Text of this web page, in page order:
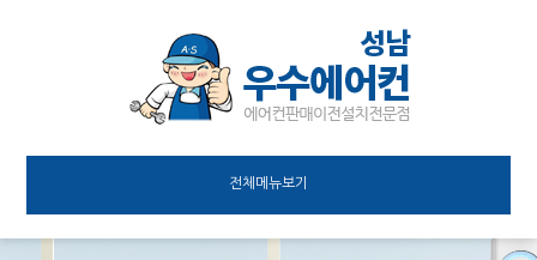
전체메뉴보기